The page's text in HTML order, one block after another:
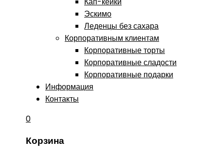
Эскимо
Леденцы без сахара
Корпоративным клиентам
Корпоративные торты
Корпоративные сладости
Корпоративные подарки
Информация
Контакты
0
Корзина